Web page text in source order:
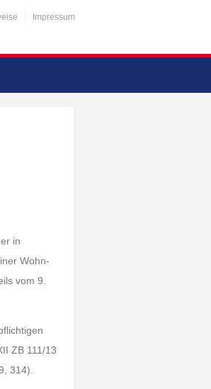
Impressum
in
Wohn-
vom 9.
ZB 111/13
314).